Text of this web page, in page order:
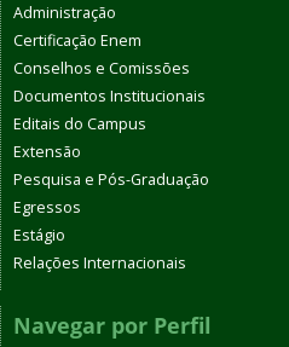
Administração
Certificação Enem
Conselhos e Comissões
Documentos Institucionais
Editais do Campus
Extensão
Pesquisa e Pós-Graduação
Egressos
Estágio
Relações Internacionais
Navegar por Perfil